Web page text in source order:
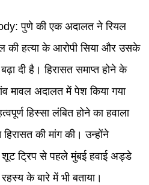
पुणे की एक अदालत ने रियल
की हत्या के आरोपी सिया और उसके
दी है। हिरासत समाप्त होने के
मावल अदालत में पेश किया गया
हिस्सा लंबित होने का हवाला
की मांग की। उन्होंने
शूट ट्रिप से पहले मुंबई हवाई अड्डे
के बारे में भी बताया।